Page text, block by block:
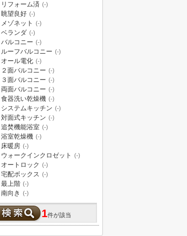
リフォーム済 (-)
眺望良好 (-)
メゾネット (-)
ベランダ (-)
バルコニー (-)
ルーフバルコニー (-)
オール電化 (-)
２面バルコニー (-)
３面バルコニー (-)
両面バルコニー (-)
食器洗い乾燥機 (-)
システムキッチン (-)
対面式キッチン (-)
追焚機能浴室 (-)
浴室乾燥機 (-)
床暖房 (-)
ウォークインクロゼット (-)
オートロック (-)
宅配ボックス (-)
最上階 (-)
南向き (-)
1件が該当